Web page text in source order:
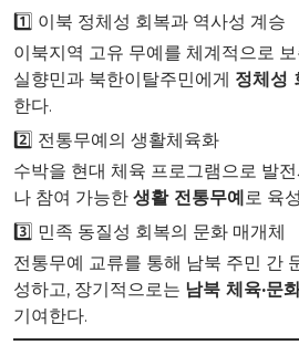
1️⃣ 이북 정체성 회복과 역사성 계승
이북지역 고유 무예를 체계적으로 보
실향민과 북한이탈주민에게 정체성
한다.
2️⃣ 전통무예의 생활체육화
수박을 현대 체육 프로그램으로 발
나 참여 가능한 생활 전통무예로 육
3️⃣ 민족 동질성 회복의 문화 매개체
전통무예 교류를 통해 남북 주민 간
성하고, 장기적으로는 남북 체육·문
기여한다.